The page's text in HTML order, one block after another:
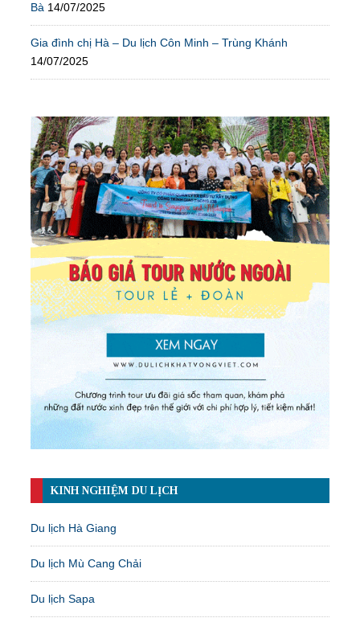
Bà 14/07/2025
Gia đình chị Hà – Du lịch Côn Minh – Trùng Khánh
14/07/2025
KINH NGHIỆM DU LỊCH
Du lịch Hà Giang
Du lịch Mù Cang Chải
Du lịch Sapa